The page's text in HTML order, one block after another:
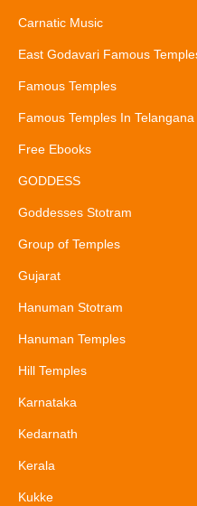
Carnatic Music
East Godavari Famous
Famous Temples
Famous Temples In Telangana
Free Ebooks
GODDESS
Goddesses Stotram
Group of Temples
Gujarat
Hanuman Stotram
Hanuman Temples
Hill Temples
Karnataka
Kedarnath
Kerala
Kukke